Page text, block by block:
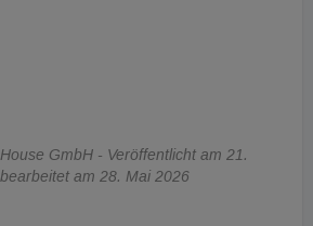
GmbH - Veröffentlicht am 21.
am 28. Mai 2026